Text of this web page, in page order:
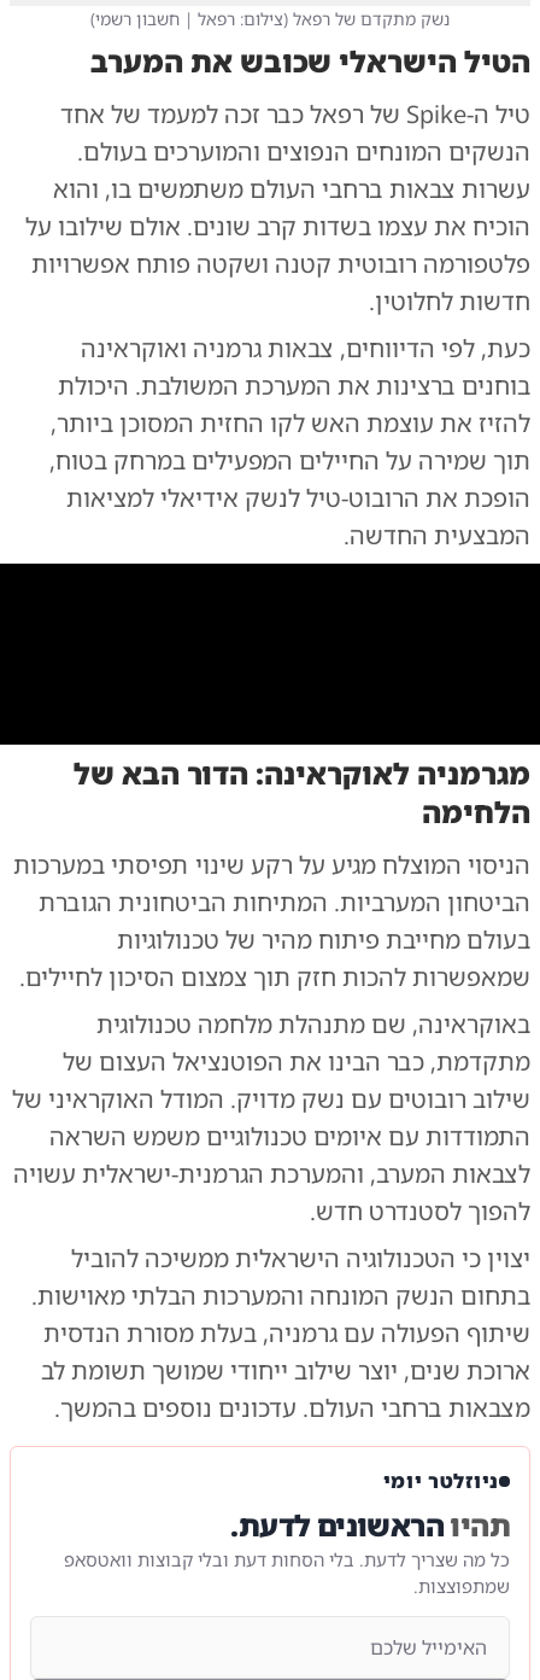
נשק מתקדם של רפאל (צילום: רפאל | חשבון רשמי)
הטיל הישראלי שכובש את המערב
טיל ה-Spike של רפאל כבר זכה למעמד של אחד
הנשקים המונחים הנפוצים והמוערכים בעולם.
עשרות צבאות ברחבי העולם משתמשים בו, והוא
הוכיח את עצמו בשדות קרב שונים. אולם שילובו על
פלטפורמה רובוטית קטנה ושקטה פותח אפשרויות
חדשות לחלוטין.
כעת, לפי הדיווחים, צבאות גרמניה ואוקראינה
בוחנים ברצינות את המערכת המשולבת. היכולת
להזיז את עוצמת האש לקו החזית המסוכן ביותר,
תוך שמירה על החיילים המפעילים במרחק בטוח,
הופכת את הרובוט-טיל לנשק אידיאלי למציאות
המבצעית החדשה.
האמר בשדה הקרב |צילום:צילום: חיל המילואים צבא ארה"ב
מגרמניה לאוקראינה: הדור הבא של
הלחימה
הניסוי המוצלח מגיע על רקע שינוי תפיסתי במערכות
הביטחון המערביות. המתיחות הביטחונית הגוברת
בעולם מחייבת פיתוח מהיר של טכנולוגיות
שמאפשרות להכות חזק תוך צמצום הסיכון לחיילים.
באוקראינה, שם מתנהלת מלחמה טכנולוגית
מתקדמת, כבר הבינו את הפוטנציאל העצום של
שילוב רובוטים עם נשק מדויק. המודל האוקראיני של
התמודדות עם איומים טכנולוגיים משמש השראה
לצבאות המערב, והמערכת הגרמנית-ישראלית עשויה
להפוך לסטנדרט חדש.
יצוין כי הטכנולוגיה הישראלית ממשיכה להוביל
בתחום הנשק המונחה והמערכות הבלתי מאוישות.
שיתוף הפעולה עם גרמניה, בעלת מסורת הנדסית
ארוכת שנים, יוצר שילוב ייחודי שמושך תשומת לב
מצבאות ברחבי העולם. עדכונים נוספים בהמשך.
ניוזלטר יומי
תהיוהראשונים לדעת.
כל מה שצריך לדעת. בלי הסחות דעת ובלי קבוצות וואטסאפ
שמתפוצצות.